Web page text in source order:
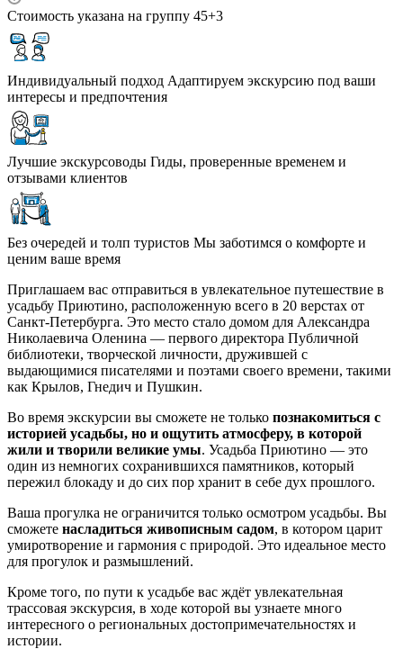
Стоимость указана на группу 45+3
Индивидуальный подход Адаптируем экскурсию под ваши
интересы и предпочтения
Лучшие экскурсоводы Гиды, проверенные временем и
отзывами клиентов
Без очередей и толп туристов Мы заботимся о комфорте и
ценим ваше время
Приглашаем вас отправиться в увлекательное путешествие в
усадьбу Приютино, расположенную всего в 20 верстах от
Санкт-Петербурга. Это место стало домом для Александра
Николаевича Оленина — первого директора Публичной
библиотеки, творческой личности, дружившей с
выдающимися писателями и поэтами своего времени, такими
как Крылов, Гнедич и Пушкин.
Во время экскурсии вы сможете не только познакомиться с
историей усадьбы, но и ощутить атмосферу, в которой
жили и творили великие умы. Усадьба Приютино — это
один из немногих сохранившихся памятников, который
пережил блокаду и до сих пор хранит в себе дух прошлого.
Ваша прогулка не ограничится только осмотром усадьбы. Вы
сможете насладиться живописным садом, в котором царит
умиротворение и гармония с природой. Это идеальное место
для прогулок и размышлений.
Кроме того, по пути к усадьбе вас ждёт увлекательная
трассовая экскурсия, в ходе которой вы узнаете много
интересного о региональных достопримечательностях и
истории.